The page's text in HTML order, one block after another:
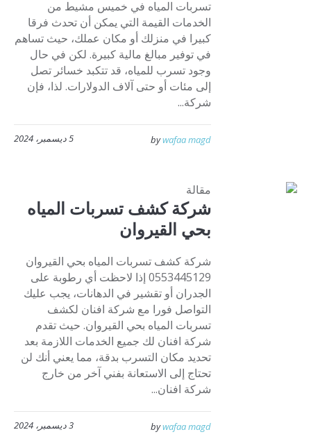
تسربات المياه في خميس مشيط من
الخدمات القيمة التي يمكن أن تحدث فرقا
كبيرا في منزلك أو مكان عملك، حيث تساهم
في توفير مبالغ مالية كبيرة. لكن في حال
وجود تسرب للمياه، قد تتكبد خسائر تصل
إلى مئات أو حتى آلاف الدولارات. لذا، فإن
شركة...
5 ديسمبر، 2024 bywafaa magd
مقالة
شركة كشف تسربات المياه
بحي القيروان
شركة كشف تسربات المياه بحي القيروان
0553445129 إذا لاحظت أي رطوبة على
الجدران أو تقشير في الدهانات، يجب عليك
التواصل فورا مع شركة افنان لكشف
تسربات المياه بحي القيروان. حيث تقدم
شركة افنان لك جميع الخدمات اللازمة بعد
تحديد مكان التسرب بدقة، مما يعني أنك لن
تحتاج إلى الاستعانة بفني آخر من خارج
شركة افنان...
3 ديسمبر، 2024 bywafaa magd